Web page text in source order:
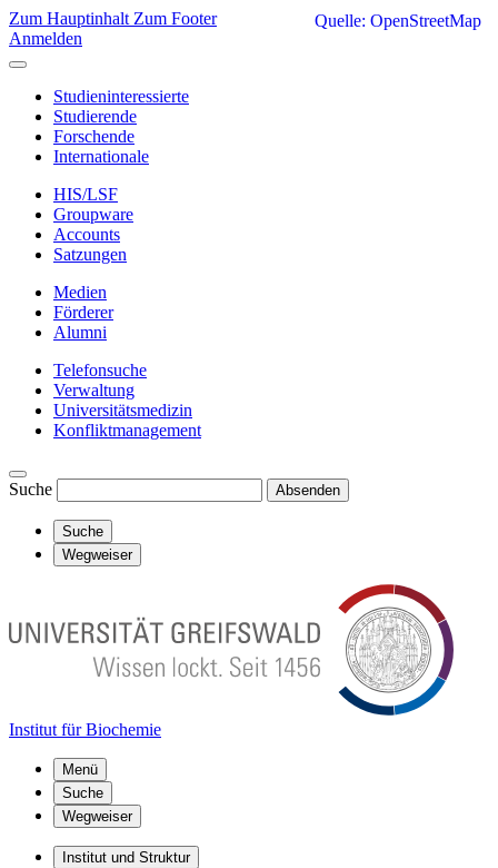
Zum Hauptinhalt Zum Footer
Anmelden
Studieninteressierte
Studierende
Forschende
Internationale
HIS/LSF
Groupware
Accounts
Satzungen
Medien
Förderer
Alumni
Telefonsuche
Verwaltung
Universitätsmedizin
Konfliktmanagement
Suche Absenden
Suche
Wegweiser
Institut für Biochemie
Menü
Suche
Wegweiser
Institut und Struktur
Quelle: OpenStreetMap